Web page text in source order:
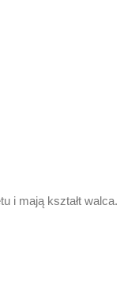
i mają kształt walca.